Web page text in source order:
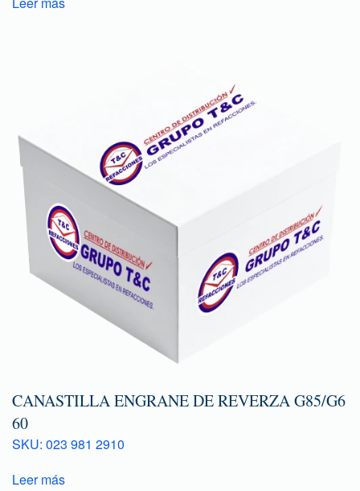
CANASTILLA ENGRANE DE REVERZA G85/G6
60
SKU: 023 981 2910
Leer más